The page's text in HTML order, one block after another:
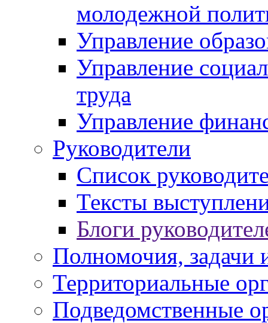
молодежной
Управление
Управление
труда
Управление
Руководители
Список
Тексты
Блоги
Полномочия, задачи
Территориальные
Подведомственные